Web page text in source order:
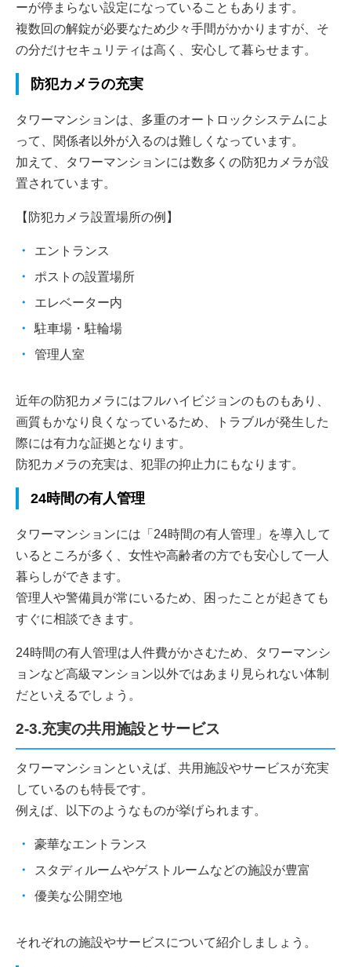
ーが停まらない設定になっていることもあります。
複数回の解錠が必要なため少々手間がかかりますが、そ
の分だけセキュリティは高く、安心して暮らせます。
防犯カメラの充実
タワーマンションは、多重のオートロックシステムによ
って、関係者以外が入るのは難しくなっています。
加えて、タワーマンションには数多くの防犯カメラが設
置されています。
【防犯カメラ設置場所の例】
エントランス
ポストの設置場所
エレベーター内
駐車場・駐輪場
管理人室
近年の防犯カメラにはフルハイビジョンのものもあり、
画質もかなり良くなっているため、トラブルが発生した
際には有力な証拠となります。
防犯カメラの充実は、犯罪の抑止力にもなります。
24時間の有人管理
タワーマンションには「24時間の有人管理」を導入して
いるところが多く、女性や高齢者の方でも安心して一人
暮らしができます。
管理人や警備員が常にいるため、困ったことが起きても
すぐに相談できます。
24時間の有人管理は人件費がかさむため、タワーマンシ
ョンなど高級マンション以外ではあまり見られない体制
だといえるでしょう。
2-3.充実の共用施設とサービス
タワーマンションといえば、共用施設やサービスが充実
しているのも特長です。
例えば、以下のようなものが挙げられます。
豪華なエントランス
スタディルームやゲストルームなどの施設が豊富
優美な公開空地
それぞれの施設やサービスについて紹介しましょう。